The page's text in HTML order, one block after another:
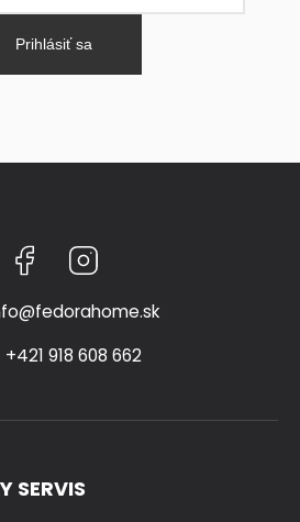
Prihlásiť sa
Facebook
@fedorahome.sk
+421 918 608 662
SERVIS